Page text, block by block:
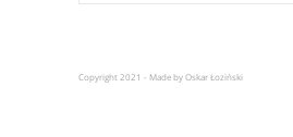
Copyright 2021 - Made by Oskar Łoziński